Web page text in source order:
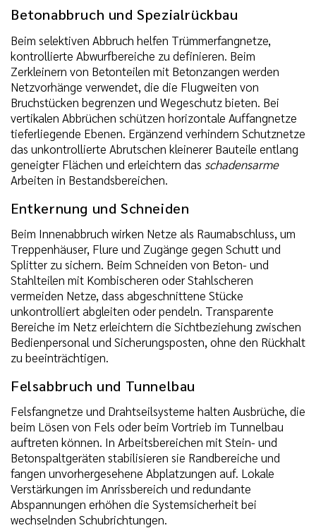
Betonabbruch und Spezialrückbau
Beim selektiven Abbruch helfen Trümmerfangnetze,
kontrollierte Abwurfbereiche zu definieren. Beim
Zerkleinern von Betonteilen mit Betonzangen werden
Netzvorhänge verwendet, die die Flugweiten von
Bruchstücken begrenzen und Wegeschutz bieten. Bei
vertikalen Abbrüchen schützen horizontale Auffangnetze
tieferliegende Ebenen. Ergänzend verhindern Schutznetze
das unkontrollierte Abrutschen kleinerer Bauteile entlang
geneigter Flächen und erleichtern das schadensarme
Arbeiten in Bestandsbereichen.
Entkernung und Schneiden
Beim Innenabbruch wirken Netze als Raumabschluss, um
Treppenhäuser, Flure und Zugänge gegen Schutt und
Splitter zu sichern. Beim Schneiden von Beton- und
Stahlteilen mit Kombischeren oder Stahlscheren
vermeiden Netze, dass abgeschnittene Stücke
unkontrolliert abgleiten oder pendeln. Transparente
Bereiche im Netz erleichtern die Sichtbeziehung zwischen
Bedienpersonal und Sicherungsposten, ohne den Rückhalt
zu beeinträchtigen.
Felsabbruch und Tunnelbau
Felsfangnetze und Drahtseilsysteme halten Ausbrüche, die
beim Lösen von Fels oder beim Vortrieb im Tunnelbau
auftreten können. In Arbeitsbereichen mit Stein- und
Betonspaltgeräten stabilisieren sie Randbereiche und
fangen unvorhergesehene Abplatzungen auf. Lokale
Verstärkungen im Anrissbereich und redundante
Abspannungen erhöhen die Systemsicherheit bei
wechselnden Schubrichtungen.